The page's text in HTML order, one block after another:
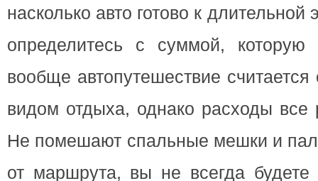
насколько авто готово к длительной
определитесь с суммой, которую
вообще автопутешествие
видом отдыха, однако расходы все
Не помешают спальные мешки и
от маршрута, вы не всегда будете